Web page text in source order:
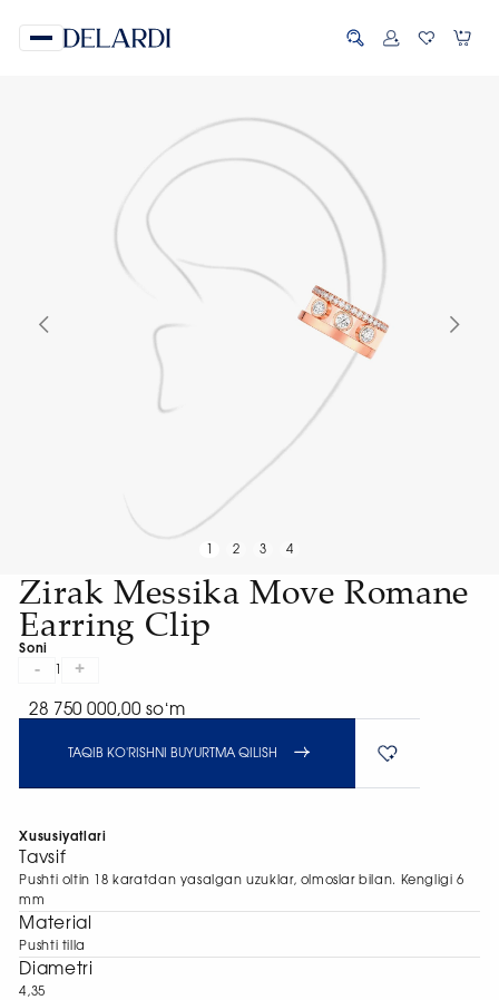
2 3 4
Zirak Messika Move Romane
Earring Clip
Soni
- +
28 750 000,00 soʻm
TAQIB KO'RISHNI BUYURTMA QILISH
Xususiyatlari
Tavsif
Pushti oltin 18 karatdan yasalgan uzuklar, olmoslar bilan. Kengligi 6
mm
Material
Pushti tilla
Diametri
4,35